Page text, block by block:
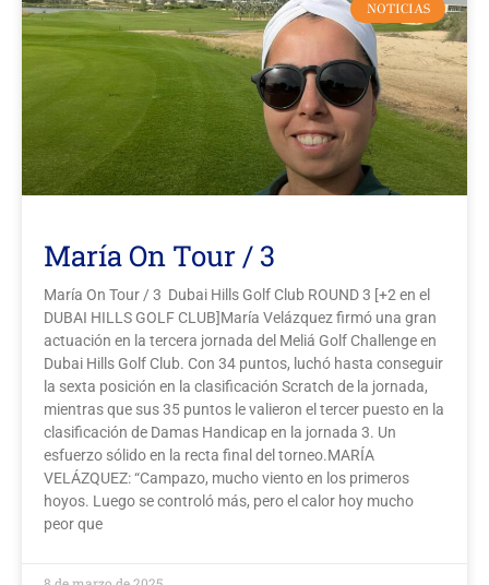
NOTICIAS
María On Tour / 3
María On Tour / 3 Dubai Hills Golf Club ROUND 3 [+2 en el
DUBAI HILLS GOLF CLUB]María Velázquez firmó una gran
actuación en la tercera jornada del Meliá Golf Challenge en
Dubai Hills Golf Club. Con 34 puntos, luchó hasta conseguir
la sexta posición en la clasificación Scratch de la jornada,
mientras que sus 35 puntos le valieron el tercer puesto en la
clasificación de Damas Handicap en la jornada 3. Un
esfuerzo sólido en la recta final del torneo.MARÍA
VELÁZQUEZ: “Campazo, mucho viento en los primeros
hoyos. Luego se controló más, pero el calor hoy mucho
peor que